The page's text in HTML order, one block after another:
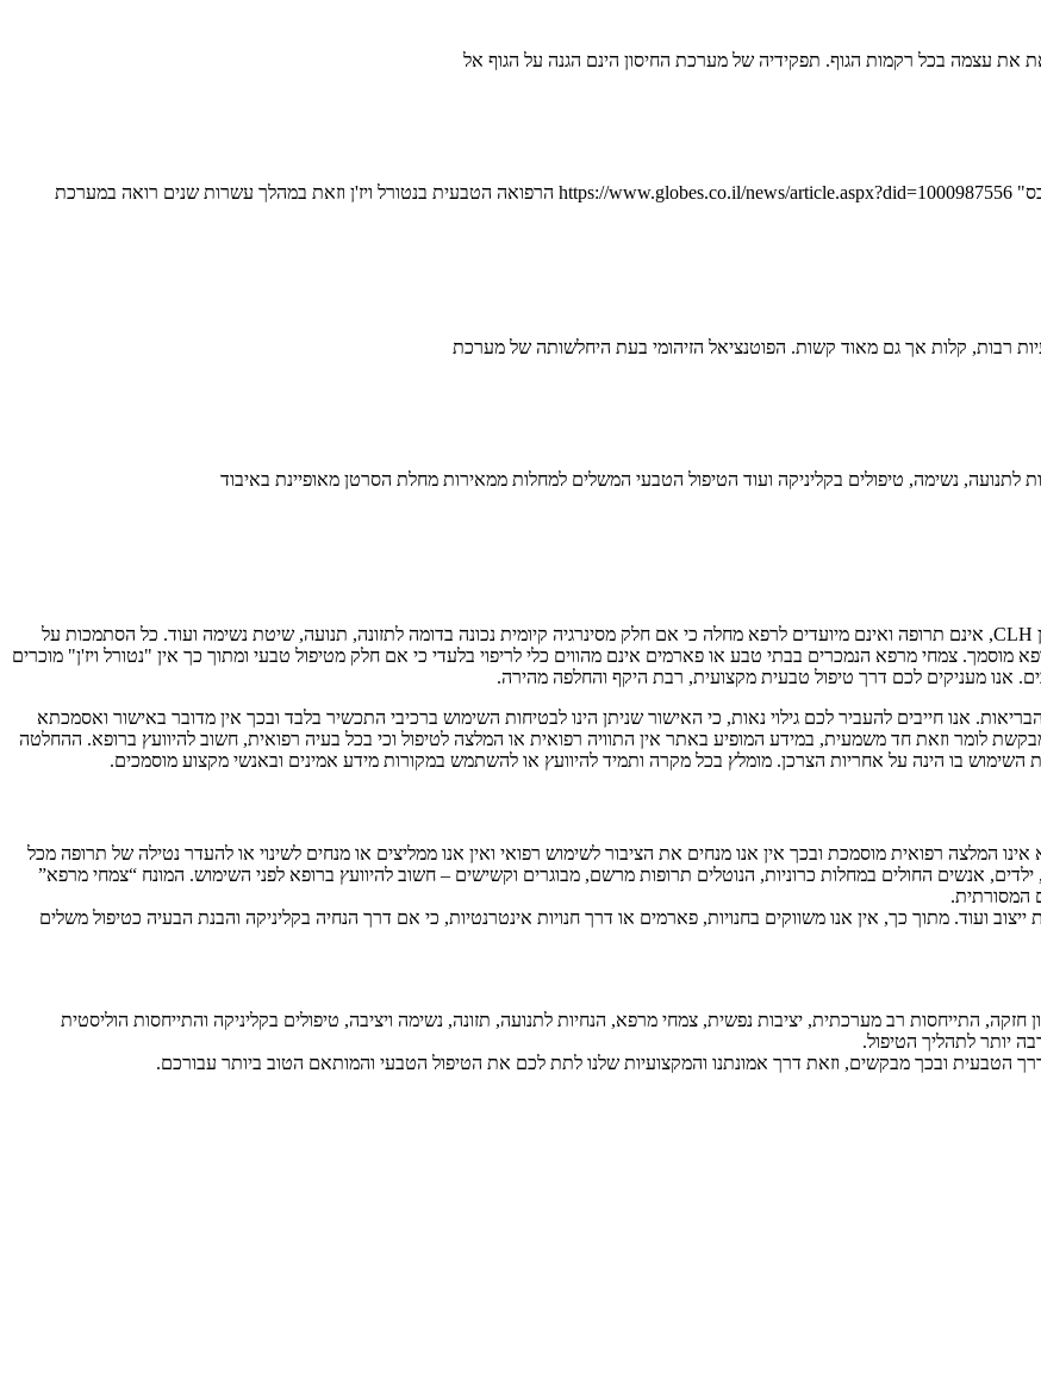
עצמה בכל רקמות הגוף. תפקידיה של מערכת החיסון הינם הגנה על הגוף אל
חשוב לעיין בכתבה של גלי וינרב מתאריך 20.11.2014 אשר פורסם באתר "גלובס" https://www.globes.co.il/news/article.aspx?did=1000987556 הרפואה הטבעית בנטורל ויז'ן וזאת במהלך עשרות שנים רואה במערכת
רבות, קלות אך גם מאוד קשות. הפוטנציאל הזיהומי בעת היחלשותה של מערכת
נשימה, טיפולים בקליניקה ועוד הטיפול הטבעי המשלים למחלות ממאירות מחלת הסרטן מאופיינת באיבוד
צמחי המרפא ותוספי התזונה מבית היוצר של "נטורל ויז'ן" ובפיתוחו של טל איתן CLH, אינם תרופה ואינם מיועדים לרפא מחלה כי אם חלק מסינרגיה קיומית נכונה בדומה לתזונה, תנועה, שיטת נשימה ועוד. כל הסתמכות על
צמחי מרפא הנמכרים בבתי טבע או פארמים אינם מהווים כלי לריפוי בלעדי כי אם חלק מטיפול טבעי ומתוך כך אין "נטורל ויז'ן" מוכרים
אנו מעניקים לכם דרך טיפול טבעית מקצועית, רבת היקף והחלפה מהירה.
אנו חייבים להעביר לכם גילוי נאות, כי האישור שניתן הינו לבטיחות השימוש ברכיבי התכשיר בלבד ובכך אין מדובר באישור ואסמכתא
לומר וזאת חד משמעית, במידע המופיע באתר אין התוויה רפואית או המלצה לטיפול וכי בכל בעיה רפואית, חשוב להיוועץ ברופא. ההחלטה
בו הינה על אחריות הצרכן. מומלץ בכל מקרה ותמיד להיוועץ או להשתמש במקורות מידע אמינים ובאנשי מקצוע מוסמכים.
המלצה רפואית מוסמכת ובכך אין אנו מנחים את הציבור לשימוש רפואי ואין אנו ממליצים או מנחים לשינוי או להעדר נטילה של תרופה מכל
ילדים, אנשים החולים במחלות כרוניות, הנוטלים תרופות מרשם, מבוגרים וקשישים – חשוב להיוועץ ברופא לפני השימוש. המונח “צמחי מרפא”
המסורתית.
ועוד. מתוך כך, אין אנו משווקים בחנויות, פארמים או דרך חנויות אינטרנטיות, כי אם דרך הנחיה בקליניקה והבנת הבעיה כטיפול משלים
חזקה, התייחסות רב מערכתית, יציבות נפשית, צמחי מרפא, הנחיות לתנועה, תזונה, נשימה ויציבה, טיפולים בקליניקה והתייחסות הוליסטית
יותר לתהליך הטיפול.
הטבעית ובכך מבקשים, וזאת דרך אמונתנו והמקצועיות שלנו לתת לכם את הטיפול הטבעי והמותאם הטוב ביותר עבורכם.